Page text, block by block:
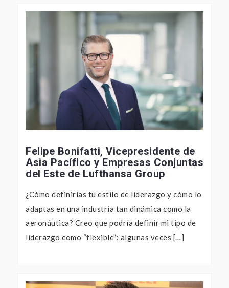
Felipe Bonifatti, Vicepresidente de
Asia Pacífico y Empresas Conjuntas
del Este de Lufthansa Group
¿Cómo definirías tu estilo de liderazgo y cómo lo
adaptas en una industria tan dinámica como la
aeronáutica? Creo que podría definir mi tipo de
liderazgo como “flexible”: algunas veces […]